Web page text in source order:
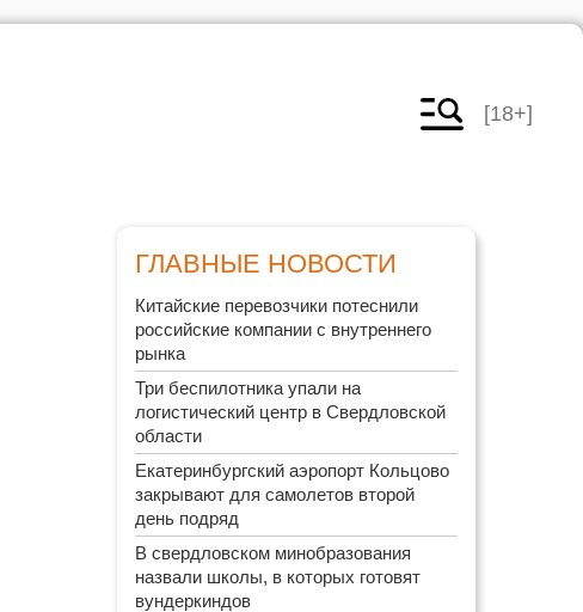
[18+]
ГЛАВНЫЕ НОВОСТИ
Китайские перевозчики потеснили
российские компании с внутреннего
рынка
Три беспилотника упали на
логистический центр в Свердловской
области
Екатеринбургский аэропорт Кольцово
закрывают для самолетов второй
день подряд
В свердловском минобразования
назвали школы, в которых готовят
вундеркиндов